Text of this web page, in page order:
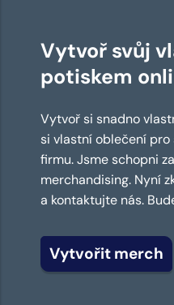
Vytvoř svůj
potiskem
Vytvoř si snadno
si vlastní oblečení pro
firmu. Jsme schopni
merchandising. Nyní
a kontaktujte nás.
Vytvořit merch